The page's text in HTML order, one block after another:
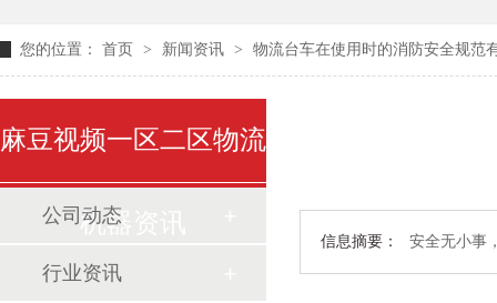
您的位置： 首页 > 新闻资讯 > 物流台车在使用时的消防安全规范
信息摘要： 安全无小事
麻豆视频一区二区物流
机器资讯
公司动态
行业资讯